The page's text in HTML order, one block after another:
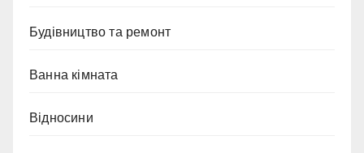
Будівництво та ремонт
Ванна кімната
Відносини